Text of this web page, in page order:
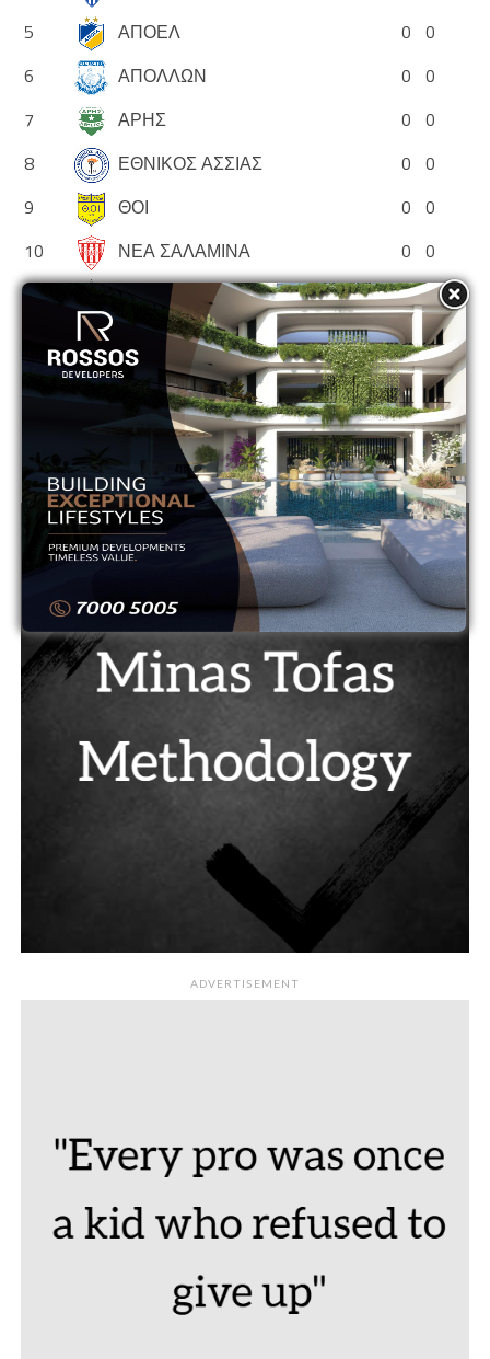
5
ΑΠΟΕΛ 0 0
6
ΑΠΟΛΛΩΝ 0 0
7
ΑΡΗΣ 0 0
8
ΕΘΝΙΚΟΣ ΑΣΣΙΑΣ 0 0
9
ΘΟΙ 0 0
10
ΝΕΑ ΣΑΛΑΜΙΝΑ 0 0
11
ΟΛΥΜΠΙΑΚΟΣ 0 0
ΟΜΟΝΟΙΑ 0 0
13
ΟΜΟΝΟΙΑ ΑΡΑΔΙΠΠΟΥ 0 0
ΠΑΦΟΣ 0 0
ADVERTISEMENT
ADVERTISEMENT